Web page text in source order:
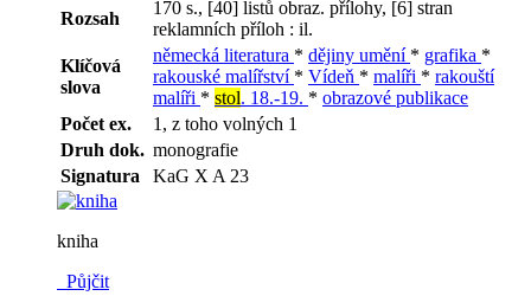
Rozsah
170 s., [40] listů obraz. přílohy, [6] stran
reklamních příloh : il.
Klíčová
slova
německá literatura * dějiny umění * grafika *
rakouské malířství * Vídeň * malíři * rakouští
malíři * stol. 18.-19. * obrazové publikace
Počet ex.
1, z toho volných 1
Druh dok. monografie
Signatura
KaG X A 23
kniha
Půjčit